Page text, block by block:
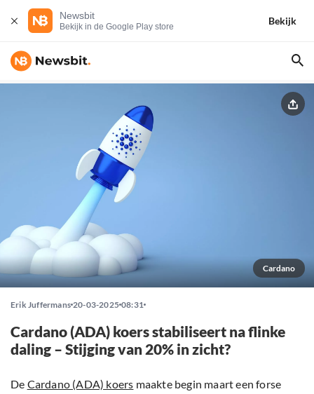
Newsbit
Bekijk in de Google Play store
Bekijk
Cardano
Erik Juffermans 20-03-2025 08:31
Cardano (ADA) koers stabiliseert na flinke
daling – Stijging van 20% in zicht?
De Cardano (ADA) koers maakte begin maart een forse